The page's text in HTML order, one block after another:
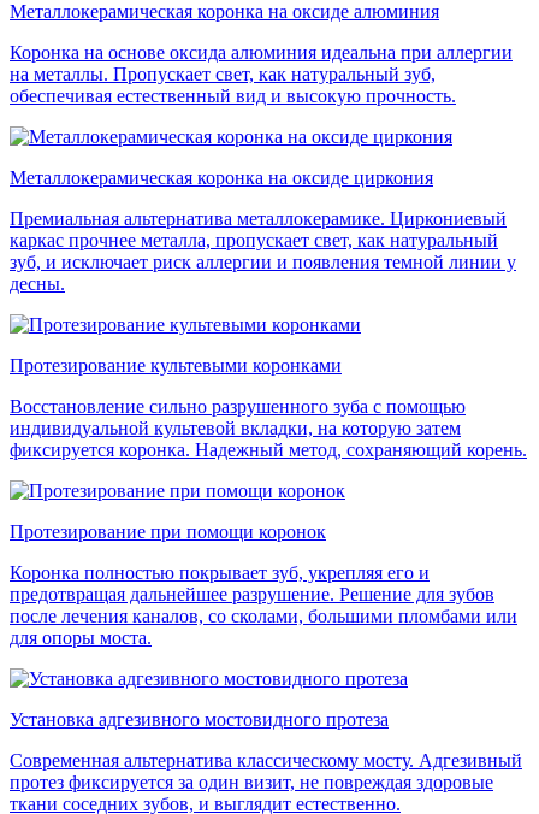
Металлокерамическая коронка на оксиде алюминия
Коронка на основе оксида алюминия идеальна при аллергии
на металлы. Пропускает свет, как натуральный зуб,
обеспечивая естественный вид и высокую прочность.
Металлокерамическая коронка на оксиде циркония
Премиальная альтернатива металлокерамике. Циркониевый
каркас прочнее металла, пропускает свет, как натуральный
зуб, и исключает риск аллергии и появления темной линии у
десны.
Протезирование культевыми коронками
Восстановление сильно разрушенного зуба с помощью
индивидуальной культевой вкладки, на которую затем
фиксируется коронка. Надежный метод, сохраняющий корень.
Протезирование при помощи коронок
Коронка полностью покрывает зуб, укрепляя его и
предотвращая дальнейшее разрушение. Решение для зубов
после лечения каналов, со сколами, большими пломбами или
для опоры моста.
Установка адгезивного мостовидного протеза
Современная альтернатива классическому мосту. Адгезивный
протез фиксируется за один визит, не повреждая здоровые
ткани соседних зубов, и выглядит естественно.